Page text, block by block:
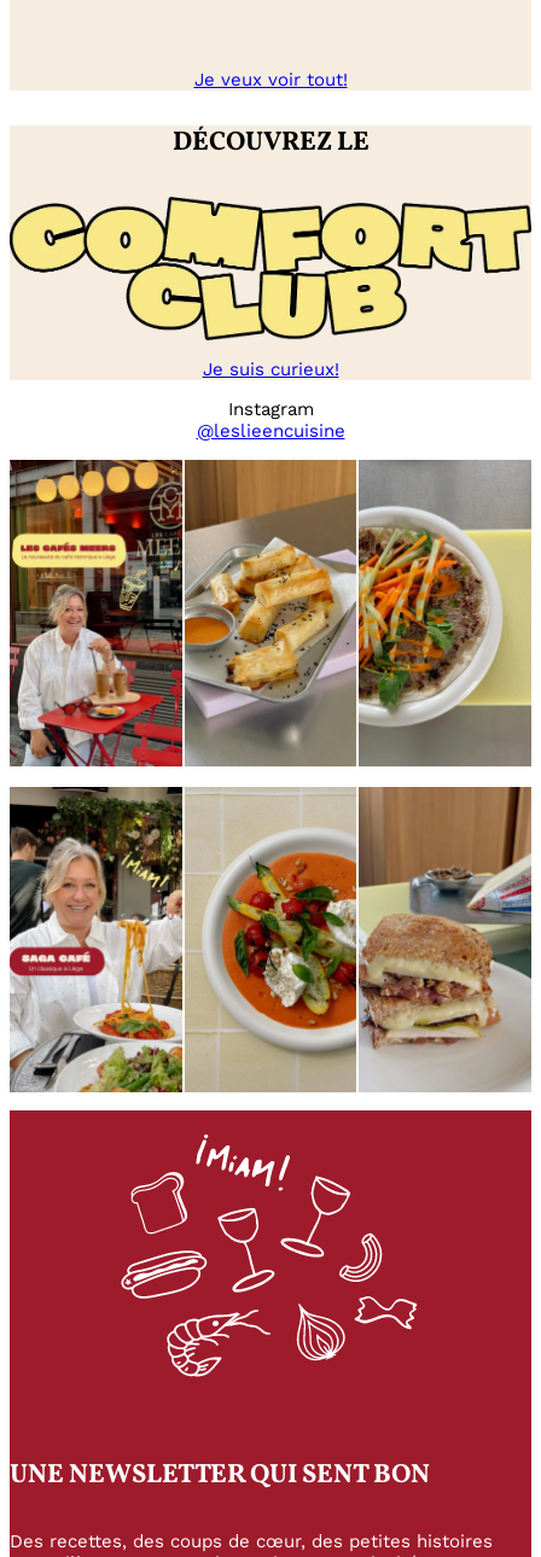
Je veux voir tout!
DÉCOUVREZ LE
Je suis curieux!
Instagram
@leslieencuisine
UNE NEWSLETTER QUI SENT BON
Des recettes, des coups de cœur, des petites histoires